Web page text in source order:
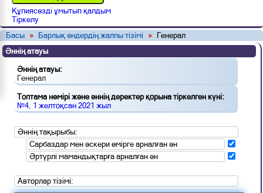
Құпиясөзді ұмытып қалдым
Тіркелу
Басы » Барлық әндердің жалпы тізімі »
Генерал
Әннің атауы
Әннің атауы:
Генерал
Топтама нөмірі және әннің деректер қорына тіркелген күні:
№4, 1 желтоқсан 2021 жыл
Әннің тақырыбы:
Сарбаздар мен әскери өмірге арналған ән
Әртүрлі мамандықтарға арналған ән
Авторлар тізімі: